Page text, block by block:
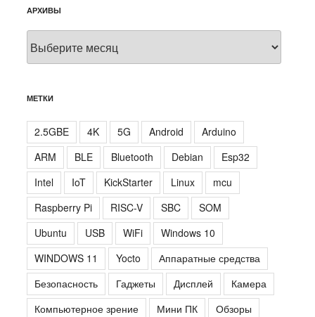
АРХИВЫ
Архивы
МЕТКИ
2.5GBE 4K 5G Android
Arduino
ARM
BLE Bluetooth Debian
Esp32
Intel
IoT KickStarter Linux
mcu
Raspberry Pi
RISC-V SBC
SOM
Ubuntu
USB WiFi
Windows 10
WINDOWS 11
Yocto
Аппаратные средства
Безопасность
Гаджеты Дисплей
Камера
Компьютерное зрение
Мини ПК
Обзоры